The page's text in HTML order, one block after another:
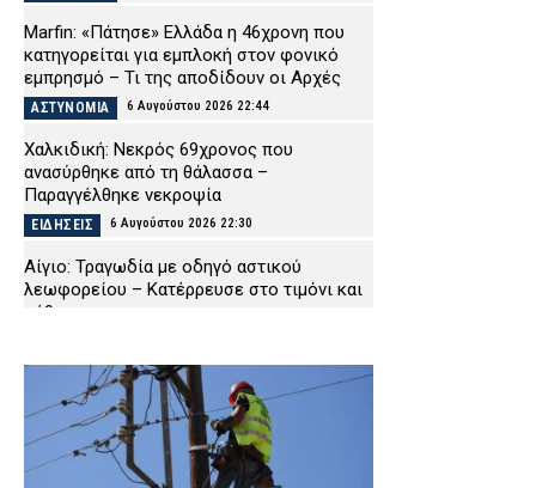
Marfin: «Πάτησε» Ελλάδα η 46χρονη που
κατηγορείται για εμπλοκή στον φονικό
εμπρησμό – Τι της αποδίδουν οι Αρχές
ΑΣΤΥΝΟΜΙΑ 6 Αυγούστου 2026 22:44
Χαλκιδική: Νεκρός 69χρονος που
ανασύρθηκε από τη θάλασσα –
Παραγγέλθηκε νεκροψία
ΕΙΔΗΣΕΙΣ 6 Αυγούστου 2026 22:30
Αίγιο: Τραγωδία με οδηγό αστικού
λεωφορείου – Κατέρρευσε στο τιμόνι και
πέθανε
Χανιά: Πειθαρχική έρευνα για την υπόθεση
της 75χρονης που βρέθηκε νεκρή μετά την
αποχώρησή της από το Αστυνομικό
Μέγαρο
6 Αυγούστου 2026 22:01